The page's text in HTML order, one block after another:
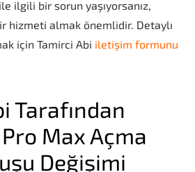
ilgili bir sorun yaşıyorsanız,
hizmeti almak önemlidir. Detaylı
için Tamirci Abi iletişim formunu
Tarafından
Max Açma
Değişimi